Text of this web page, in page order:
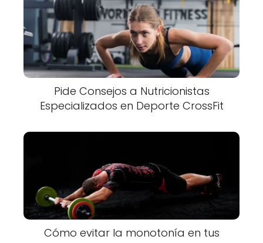
Pide Consejos a Nutricionistas
Especializados en Deporte CrossFit
Cómo evitar la monotonía en tus